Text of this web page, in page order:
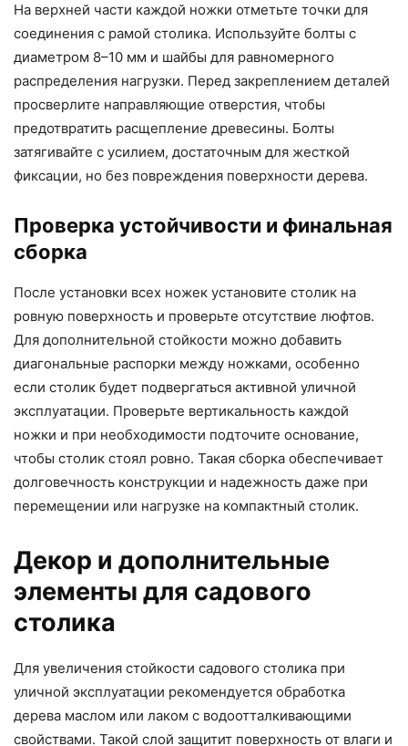
На верхней части каждой ножки отметьте точки для
соединения с рамой столика. Используйте болты с
диаметром 8–10 мм и шайбы для равномерного
распределения нагрузки. Перед закреплением деталей
просверлите направляющие отверстия, чтобы
предотвратить расщепление древесины. Болты
затягивайте с усилием, достаточным для жесткой
фиксации, но без повреждения поверхности дерева.
Проверка устойчивости и финальная
сборка
После установки всех ножек установите столик на
ровную поверхность и проверьте отсутствие люфтов.
Для дополнительной стойкости можно добавить
диагональные распорки между ножками, особенно
если столик будет подвергаться активной уличной
эксплуатации. Проверьте вертикальность каждой
ножки и при необходимости подточите основание,
чтобы столик стоял ровно. Такая сборка обеспечивает
долговечность конструкции и надежность даже при
перемещении или нагрузке на компактный столик.
Декор и дополнительные
элементы для садового
столика
Для увеличения стойкости садового столика при
уличной эксплуатации рекомендуется обработка
дерева маслом или лаком с водоотталкивающими
свойствами. Такой слой защитит поверхность от влаги и